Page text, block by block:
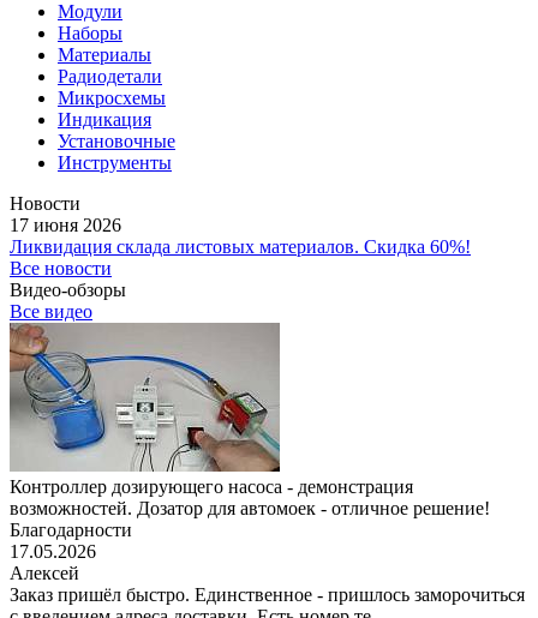
Модули
Наборы
Материалы
Радиодетали
Микросхемы
Индикация
Установочные
Инструменты
Новости
17 июня 2026
Ликвидация склада листовых материалов. Скидка 60%!
Все новости
Видео-обзоры
Все видео
Контроллер дозирующего насоса - демонстрация
возможностей. Дозатор для автомоек - отличное решение!
Благодарности
17.05.2026
Алексей
Заказ пришёл быстро. Единственное - пришлось заморочиться